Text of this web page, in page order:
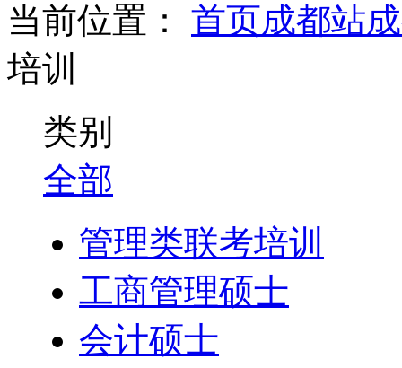
当前位置： 首页成都站
培训
类别
全部
管理类联考培训
工商管理硕士
会计硕士